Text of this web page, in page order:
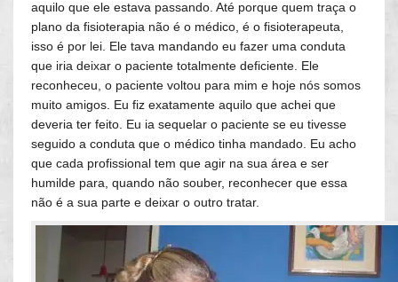
aquilo que ele estava passando. Até porque quem traça o
plano da fisioterapia não é o médico, é o fisioterapeuta,
isso é por lei. Ele tava mandando eu fazer uma conduta
que iria deixar o paciente totalmente deficiente. Ele
reconheceu, o paciente voltou para mim e hoje nós somos
muito amigos. Eu fiz exatamente aquilo que achei que
deveria ter feito. Eu ia sequelar o paciente se eu tivesse
seguido a conduta que o médico tinha mandado. Eu acho
que cada profissional tem que agir na sua área e ser
humilde para, quando não souber, reconhecer que essa
não é a sua parte e deixar o outro tratar.